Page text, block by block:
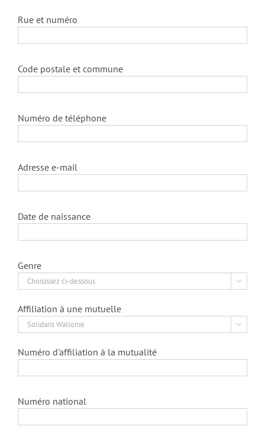
Rue et numéro
Code postale et commune
Numéro de téléphone
Adresse e-mail
Date de naissance
Genre

Affiliation à une mutuelle

Numéro d'affiliation à la mutualité
Numéro national